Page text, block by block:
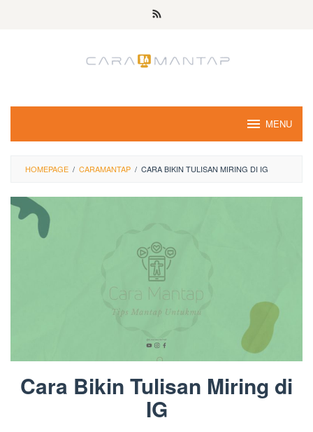
MENU
HOMEPAGE / CARAMANTAP / CARA BIKIN TULISAN MIRING DI IG
Cara Bikin Tulisan Miring di
IG